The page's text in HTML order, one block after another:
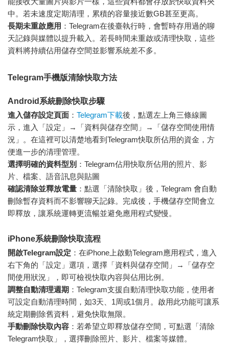
中。若未速度定期清理，累積的容量接近數GB甚至更高。
長期未重啟應用 ：Telegram在後臺執行時，會暫時存用過的聊
天記錄與媒體以提升載入。若長時間未重啟或清理快取，這些
資料將持續佔用儲存空間並影響系統差不多。
Telegram手機版清除快取方法
Android系統刪除快取步驟
進入儲存設定頁面 ： Telegram下載後，點選左上角三條線圖
示，進入「設定」→「資料與儲存空間」→「儲存空間使用情
況」。在這裡可以清楚地看到Telegram快取所佔用的資金，方
便進一步的清理管理。
選擇明確的資料型別 ：Telegram佔用快取所佔用的照片、影
片、檔案、語音訊息與貼圖
確認清除並釋放電量 ：點選「清除快取」後，Telegram 會自動
刪除暫存資料而不影響聊天記錄。完成後，手機儲存空間會立
即釋放，讓系統運轉更流暢並避免應用程式變慢。
iPhone系統刪除快取流程
開啟Telegram設定 ：在iPhone上啟動Telegram應用程式，進入
右下角的「設定」選項，選擇「資料與儲存空間」→「儲存空
間使用狀況」，即可檢視快取內容與佔用比例。
調整自動清理週期 ：Telegram支援自動清理快取功能，使用者
可設定自動清理時間，如3天、1周或1個月。啟用此功能可讓系
統定期刪除舊資料，避免快取無限。
手動刪除快取內容 ：若希望立即釋放儲存空間，可點選「清除
Telegram快取」，選擇刪除照片、影片、檔案等媒體。